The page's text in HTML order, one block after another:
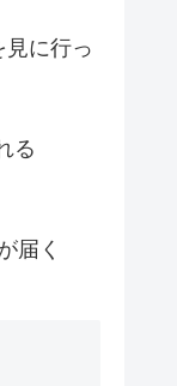
に行っ
る
届く